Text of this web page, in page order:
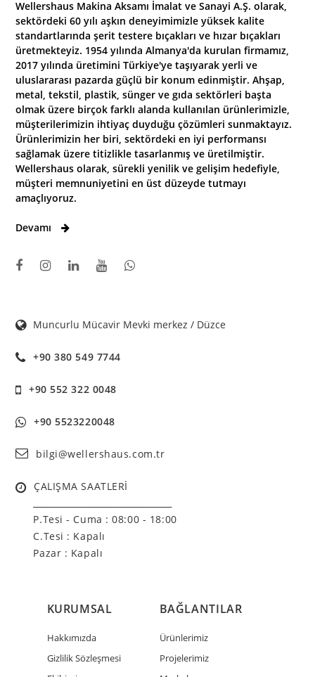
Wellershaus Makina Aksamı İmalat ve Sanayi A.Ş. olarak,
sektördeki 60 yılı aşkın deneyimimizle yüksek kalite
standartlarında şerit testere bıçakları ve hızar bıçakları
üretmekteyiz. 1954 yılında Almanya'da kurulan firmamız,
2017 yılında üretimini Türkiye'ye taşıyarak yerli ve
uluslararası pazarda güçlü bir konum edinmiştir. Ahşap,
metal, tekstil, plastik, sünger ve gıda sektörleri başta
olmak üzere birçok farklı alanda kullanılan ürünlerimizle,
müşterilerimizin ihtiyaç duyduğu çözümleri sunmaktayız.
Ürünlerimizin her biri, sektördeki en iyi performansı
sağlamak üzere titizlikle tasarlanmış ve üretilmiştir.
Wellershaus olarak, sürekli yenilik ve gelişim hedefiyle,
müşteri memnuniyetini en üst düzeyde tutmayı
amaçlıyoruz.
Devamı
Muncurlu Mücavir Mevki merkez / Düzce
+90 380 549 7744
+90 552 322 0048
+90 5523220048
bilgi@wellershaus.com.tr
ÇALIŞMA SAATLERİ
P.Tesi - Cuma : 08:00 - 18:00
C.Tesi : Kapalı
Pazar : Kapalı
KURUMSAL
Hakkımızda
Gizlilik Sözleşmesi
BAĞLANTILAR
Ürünlerimiz
Projelerimiz